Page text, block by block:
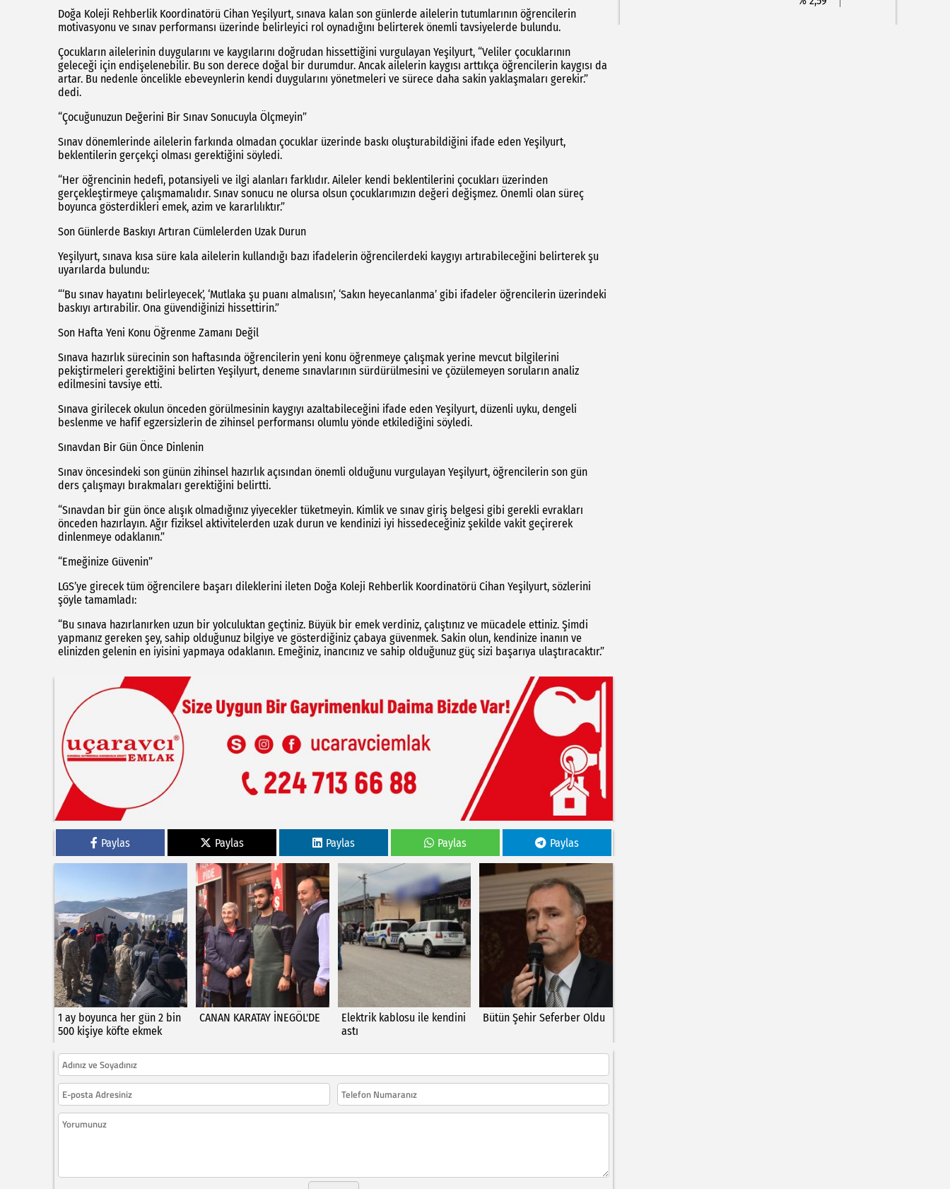
Doğa Koleji Rehberlik Koordinatörü Cihan Yeşilyurt, sınava kalan son günlerde ailelerin tutumlarının öğrencilerin
motivasyonu ve sınav performansı üzerinde belirleyici rol oynadığını belirterek önemli tavsiyelerde bulundu.
Çocukların ailelerinin duygularını ve kaygılarını doğrudan hissettiğini vurgulayan Yeşilyurt, “Veliler çocuklarının
geleceği için endişelenebilir. Bu son derece doğal bir durumdur. Ancak ailelerin kaygısı arttıkça öğrencilerin kaygısı da
artar. Bu nedenle öncelikle ebeveynlerin kendi duygularını yönetmeleri ve sürece daha sakin yaklaşmaları gerekir.”
dedi.
“Çocuğunuzun Değerini Bir Sınav Sonucuyla Ölçmeyin”
Sınav dönemlerinde ailelerin farkında olmadan çocuklar üzerinde baskı oluşturabildiğini ifade eden Yeşilyurt,
beklentilerin gerçekçi olması gerektiğini söyledi.
“Her öğrencinin hedefi, potansiyeli ve ilgi alanları farklıdır. Aileler kendi beklentilerini çocukları üzerinden
gerçekleştirmeye çalışmamalıdır. Sınav sonucu ne olursa olsun çocuklarımızın değeri değişmez. Önemli olan süreç
boyunca gösterdikleri emek, azim ve kararlılıktır.”
Son Günlerde Baskıyı Artıran Cümlelerden Uzak Durun
Yeşilyurt, sınava kısa süre kala ailelerin kullandığı bazı ifadelerin öğrencilerdeki kaygıyı artırabileceğini belirterek şu
uyarılarda bulundu:
“‘Bu sınav hayatını belirleyecek’, ‘Mutlaka şu puanı almalısın’, ‘Sakın heyecanlanma’ gibi ifadeler öğrencilerin üzerindeki
baskıyı artırabilir. Ona güvendiğinizi hissettirin.”
Son Hafta Yeni Konu Öğrenme Zamanı Değil
Sınava hazırlık sürecinin son haftasında öğrencilerin yeni konu öğrenmeye çalışmak yerine mevcut bilgilerini
pekiştirmeleri gerektiğini belirten Yeşilyurt, deneme sınavlarının sürdürülmesini ve çözülemeyen soruların analiz
edilmesini tavsiye etti.
Sınava girilecek okulun önceden görülmesinin kaygıyı azaltabileceğini ifade eden Yeşilyurt, düzenli uyku, dengeli
beslenme ve hafif egzersizlerin de zihinsel performansı olumlu yönde etkilediğini söyledi.
Sınavdan Bir Gün Önce Dinlenin
Sınav öncesindeki son günün zihinsel hazırlık açısından önemli olduğunu vurgulayan Yeşilyurt, öğrencilerin son gün
ders çalışmayı bırakmaları gerektiğini belirtti.
“Sınavdan bir gün önce alışık olmadığınız yiyecekler tüketmeyin. Kimlik ve sınav giriş belgesi gibi gerekli evrakları
önceden hazırlayın. Ağır fiziksel aktivitelerden uzak durun ve kendinizi iyi hissedeceğiniz şekilde vakit geçirerek
dinlenmeye odaklanın.”
“Emeğinize Güvenin”
LGS’ye girecek tüm öğrencilere başarı dileklerini ileten Doğa Koleji Rehberlik Koordinatörü Cihan Yeşilyurt, sözlerini
şöyle tamamladı:
“Bu sınava hazırlanırken uzun bir yolculuktan geçtiniz. Büyük bir emek verdiniz, çalıştınız ve mücadele ettiniz. Şimdi
yapmanız gereken şey, sahip olduğunuz bilgiye ve gösterdiğiniz çabaya güvenmek. Sakin olun, kendinize inanın ve
elinizden gelenin en iyisini yapmaya odaklanın. Emeğiniz, inancınız ve sahip olduğunuz güç sizi başarıya ulaştıracaktır.”
Paylas Paylas Paylas Paylas Paylas
1 ay boyunca her gün 2 bin
500 kişiye köfte ekmek
CANAN KARATAY İNEGÖL'DE
Elektrik kablosu ile kendini
astı
Bütün Şehir Seferber Oldu